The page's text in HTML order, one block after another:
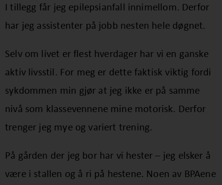
I tillegg får jeg epilepsianfall innimellom. Derfor
har jeg assistenter på jobb nesten hele døgnet.
Selv om livet er flest hverdager har vi en ganske
aktiv livsstil. For meg er dette faktisk viktig fordi
sykdommen min gjør at jeg ikke er på samme
nivå som klassevennene mine motorisk. Derfor
trenger jeg mye og variert trening.
På gården der jeg bor har vi hester – jeg elsker å
være i stallen og å ri på hestene. Noen av BPAene